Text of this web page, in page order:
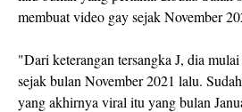
membuat video gay sejak November
"Dari keterangan tersangka J, dia
sejak bulan November 2021 lalu.
yang akhirnya viral itu yang bulan